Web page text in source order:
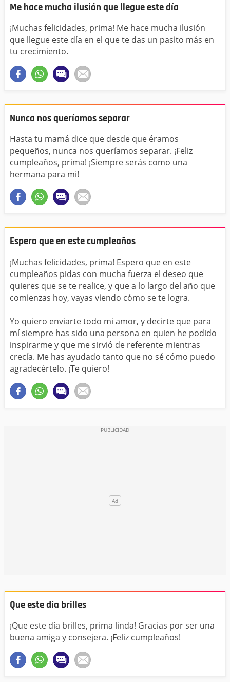
Me hace mucha ilusión que llegue este día
¡Muchas felicidades, prima! Me hace mucha ilusión
que llegue este día en el que te das un pasito más en
tu crecimiento.
Nunca nos queríamos separar
Hasta tu mamá dice que desde que éramos
pequeños, nunca nos queríamos separar. ¡Feliz
cumpleaños, prima! ¡Siempre serás como una
hermana para mi!
Espero que en este cumpleaños
¡Muchas felicidades, prima! Espero que en este
cumpleaños pidas con mucha fuerza el deseo que
quieres que se te realice, y que a lo largo del año que
comienzas hoy, vayas viendo cómo se te logra.
Yo quiero enviarte todo mi amor, y decirte que para
mí siempre has sido una persona en quien he podido
inspirarme y que me sirvió de referente mientras
crecía. Me has ayudado tanto que no sé cómo puedo
agradecértelo. ¡Te quiero!
Que este día brilles
¡Que este día brilles, prima linda! Gracias por ser una
buena amiga y consejera. ¡Feliz cumpleaños!